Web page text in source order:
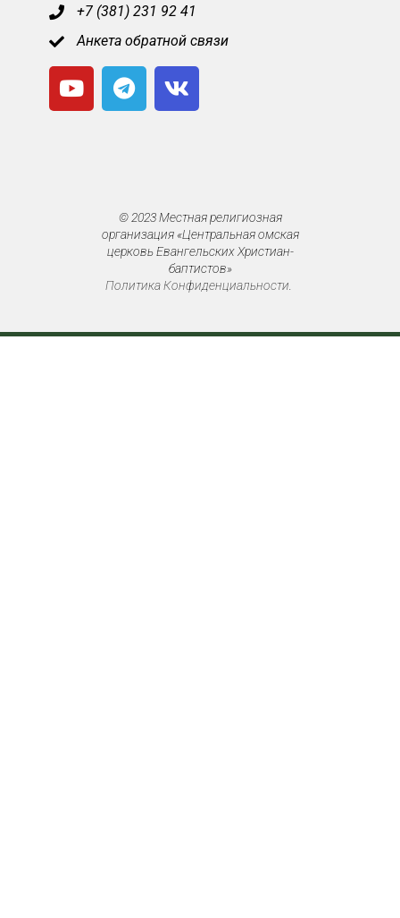
+7 (381) 231 92 41
Анкета обратной связи
© 2023 Местная религиозная
организация «Центральная омская
церковь Евангельских Христиан-
баптистов»
Политика Конфиденциальности